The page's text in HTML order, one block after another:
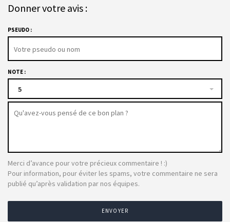
Donner votre avis :
PSEUDO :
NOTE :
5
Merci d’avance pour votre précieux commentaire ! :)
Pour information, pour éviter les spams, votre commentaire ne sera
publié qu’après validation par nos équipes.
ENVOYER